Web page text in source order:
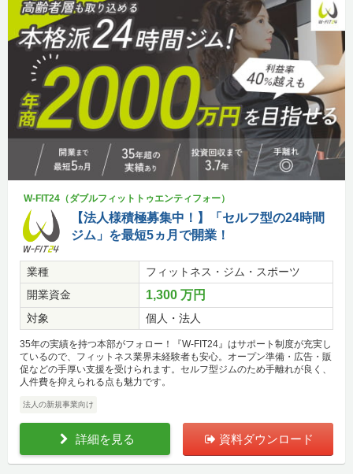
W-FIT24（ダブルフィットトゥエンティフォー）
【法人様積極募集中！】「セルフ型の24時間
ジム」を最短5ヵ月で開業！
業種
フィットネス・ジム・スポーツ
開業資金
1,300 万円
対象 個人・法人
35年の実績を持つ本部がフォロー！『W-FIT24』はサポート制度が充実し
ているので、フィットネス業界未経験者も安心。オープン準備・広告・販
促などの手厚い支援を受けられます。セルフ型ジムのため手離れが良く、
人件費を抑えられる点も魅力です。
法人の新規事業向け
詳細を見る 資料ダウンロード